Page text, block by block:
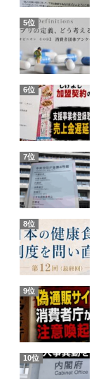
5位
6位
7位
8位
9位
10位